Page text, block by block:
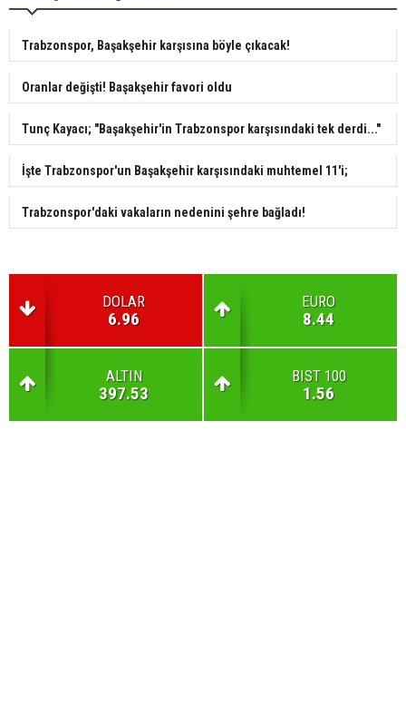
Trabzonspor, Başakşehir karşısına böyle çıkacak!
Oranlar değişti! Başakşehir favori oldu
Tunç Kayacı; "Başakşehir'in Trabzonspor karşısındaki tek derdi..."
İşte Trabzonspor'un Başakşehir karşısındaki muhtemel 11'i;
Trabzonspor'daki vakaların nedenini şehre bağladı!
DOLAR
6.96
EURO
8.44
ALTIN
397.53
BIST 100
1.56